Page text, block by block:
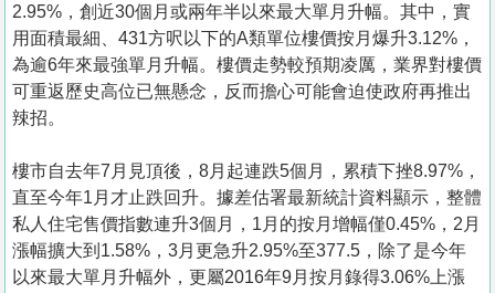
2.95%，創近30個月或兩年半以來最大單月升幅。其中，實
用面積最細、431方呎以下的A類單位樓價按月爆升3.12%，
為逾6年來最強單月升幅。樓價走勢較預期凌厲，業界對樓價
可重返歷史高位已無懸念，反而擔心可能會迫使政府再推出
辣招。
樓市自去年7月見頂後，8月起連跌5個月，累積下挫8.97%，
直至今年1月才止跌回升。據差估署最新統計資料顯示，整體
私人住宅售價指數連升3個月，1月的按月增幅僅0.45%，2月
漲幅擴大到1.58%，3月更急升2.95%至377.5，除了是今年
以來最大單月升幅外，更屬2016年9月按月錄得3.06%上漲